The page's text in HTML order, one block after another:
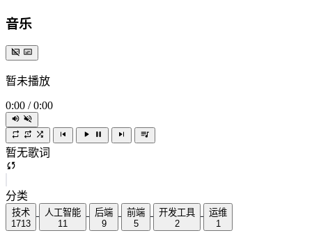
音乐
暂未播放
0:00 / 0:00
暂无歌词
分类
技术
1713
人工智能
11
后端
9
前端
5
开发工具
2
运维
1